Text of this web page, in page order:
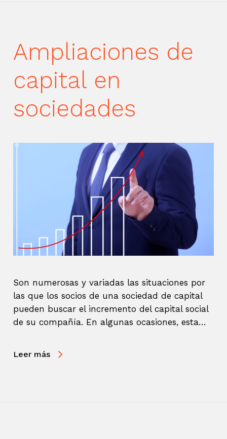
Ampliaciones de
capital en
sociedades
Son numerosas y variadas las situaciones por
las que los socios de una sociedad de capital
pueden buscar el incremento del capital social
de su compañía. En algunas ocasiones, esta…
Leer más